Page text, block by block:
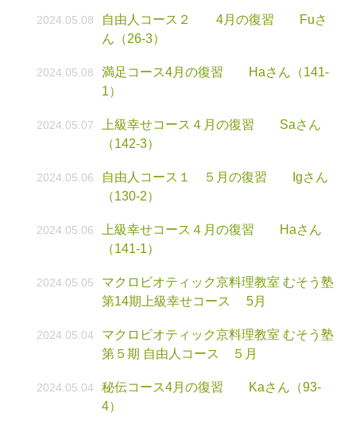
2024.05.08
自由人コース２ 4月の復習 Fuさ
ん（26-3）
2024.05.08
満足コース4月の復習 Haさん（141-
1）
2024.05.07
上級幸せコース４月の復習 Saさん
（142-3）
2024.05.06
自由人コース１ ５月の復習 Igさん
（130-2）
2024.05.06
上級幸せコース４月の復習 Haさん
（141-1）
2024.05.05
マクロビオティック京料理教室 むそう塾
第14期上級幸せコース 5月
2024.05.04
マクロビオティック京料理教室 むそう塾
第５期 自由人コース ５月
2024.05.04
秘伝コース4月の復習 Kaさん（93-
4）